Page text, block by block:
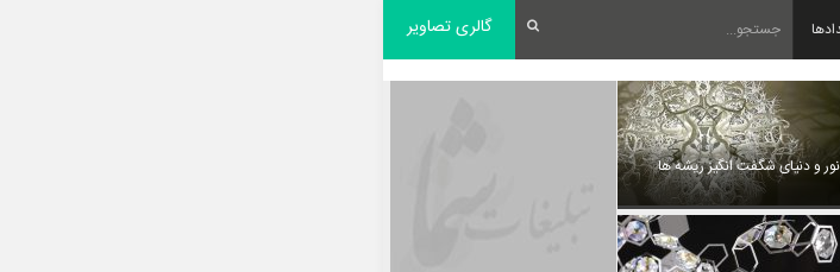
گالری تصاویر
نور و دنیای شگفت انگیز ریشه ها